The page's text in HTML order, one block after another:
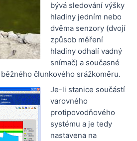
bývá sledování výšky
hladiny jedním nebo
dvěma senzory (dvojí
způsob měření
hladiny odhalí vadný
snímač) a současné
člunkového srážkoměru.
Je-li stanice součástí
varovného
protipovodňového
systému a je tedy
nastavena na